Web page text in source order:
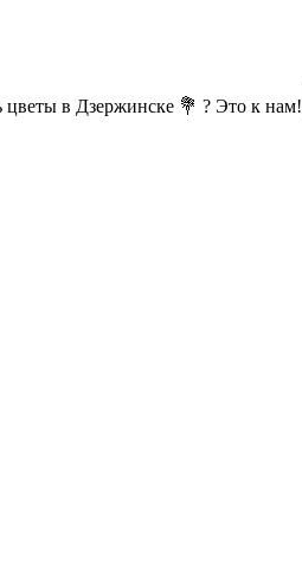
цветы в Дзержинске 💐 ? Это к нам!